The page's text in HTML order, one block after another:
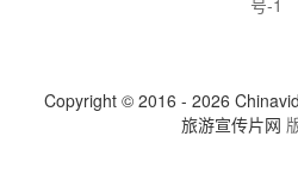
Copyright © 2016 - 2026
旅游宣传片网